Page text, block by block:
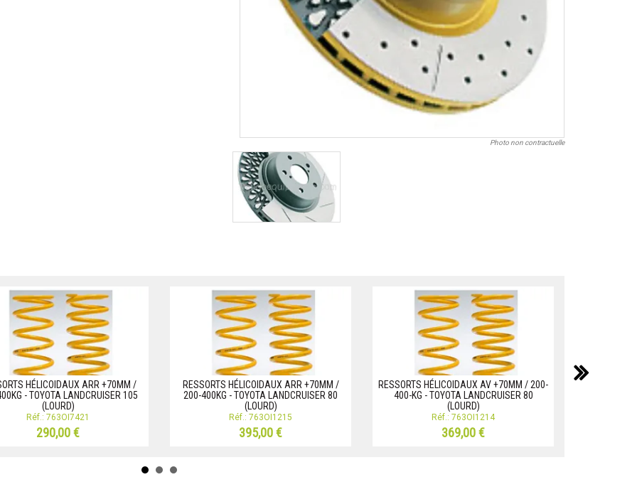
Photo non contractuelle
HÉLICOIDAUX ARR +70MM /
- TOYOTA LANDCRUISER 105
(LOURD)
Réf.: 763OI7421
290,00 €
RESSORTS HÉLICOIDAUX ARR +70MM /
200-400KG - TOYOTA LANDCRUISER 80
(LOURD)
Réf.: 763OI1215
395,00 €
RESSORTS HÉLICOIDAUX AV +70MM / 200-
400-KG - TOYOTA LANDCRUISER 80
(LOURD)
Réf.: 763OI1214
369,00 €